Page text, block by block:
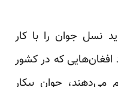
نسل جوان را با کار
که در کشور
می‌دهند، جوان بیکار